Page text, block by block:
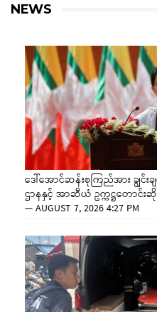
NEWS
ဒေါ်အောင်ဆန်းစုကြည်အား ချွင်း
ဌာနနှင့် အာဆီယံ ဥက္ကဋ္ဌတောင်းဆို
—AUGUST 7, 2026 4:27 PM